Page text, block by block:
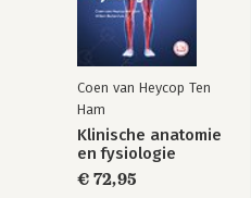
Coen van Heycop Ten
Ham
Klinische anatomie
en fysiologie
€ 72,95